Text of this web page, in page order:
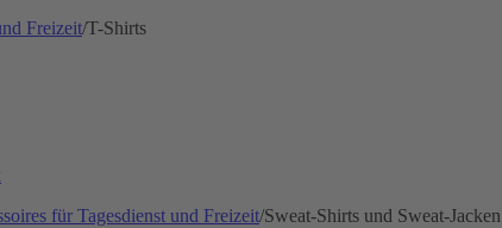
Freizeit/T-Shirts
für Tagesdienst und Freizeit/Sweat-Shirts und Sweat-Jacken